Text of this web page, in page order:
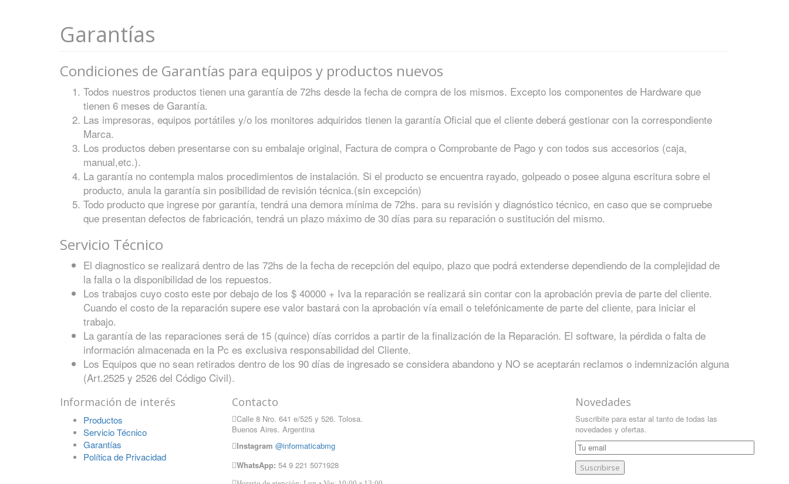
Garantías
Condiciones de Garantías para equipos y productos nuevos
Todos nuestros productos tienen una garantía de 72hs desde la fecha de compra de los mismos. Excepto los componentes de Hardware que
tienen 6 meses de Garantía.
Las impresoras, equipos portátiles y/o los monitores adquiridos tienen la garantía Oficial que el cliente deberá gestionar con la correspondiente
Marca.
Los productos deben presentarse con su embalaje original, Factura de compra o Comprobante de Pago y con todos sus accesorios (caja,
manual,etc.).
La garantía no contempla malos procedimientos de instalación. Si el producto se encuentra rayado, golpeado o posee alguna escritura sobre el
producto, anula la garantía sin posibilidad de revisión técnica.(sin excepción)
Todo producto que ingrese por garantía, tendrá una demora mínima de 72hs. para su revisión y diagnóstico técnico, en caso que se compruebe
que presentan defectos de fabricación, tendrá un plazo máximo de 30 días para su reparación o sustitución del mismo.
Servicio Técnico
El diagnostico se realizará dentro de las 72hs de la fecha de recepción del equipo, plazo que podrá extenderse dependiendo de la complejidad de
la falla o la disponibilidad de los repuestos.
Los trabajos cuyo costo este por debajo de los $ 40000 + Iva la reparación se realizará sin contar con la aprobación previa de parte del cliente.
Cuando el costo de la reparación supere ese valor bastará con la aprobación vía email o telefónicamente de parte del cliente, para iniciar el
trabajo.
La garantía de las reparaciones será de 15 (quince) días corridos a partir de la finalización de la Reparación. El software, la pérdida o falta de
información almacenada en la Pc es exclusiva responsabilidad del Cliente.
Los Equipos que no sean retirados dentro de los 90 días de ingresado se considera abandono y NO se aceptarán reclamos o indemnización alguna
(Art.2525 y 2526 del Código Civil).
Información de interés
Productos
Servicio Técnico
Garantías
Política de Privacidad
Contacto
Calle 8 Nro. 641 e/525 y 526. Tolosa.
Buenos Aires. Argentina
Instagram @informaticabmg
WhatsApp: 54 9 221 5071928
Novedades
Suscribite para estar al tanto de todas las
novedades y ofertas.